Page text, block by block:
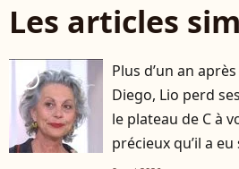
Les articles
player2
Plus d’un an
Diego, Lio perd
le plateau de C à
précieux qu’il a